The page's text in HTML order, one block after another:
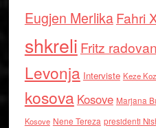
Eugjen MerlikaFahri
shkreli Fritz
Levonja Interviste Keze
kosova Kosove Marjana
Kosove Nene Tereza presidenti